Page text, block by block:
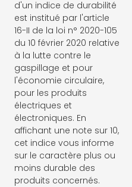
d'un indice de durabilité
est institué par l'article
16-II de la loi n° 2020-105
du 10 février 2020 relative
à la lutte contre le
gaspillage et pour
l'économie circulaire,
pour les produits
électriques et
électroniques. En
affichant une note sur 10,
cet indice vous informe
sur le caractère plus ou
moins durable des
produits concernés.